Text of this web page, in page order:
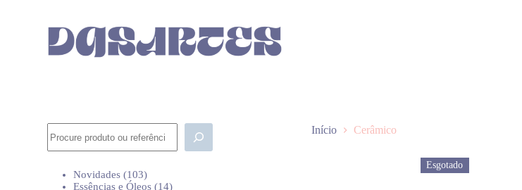
Início Cerâmico
Esgotado
Novidades 103103
produtos
Essências e Óleos 1414